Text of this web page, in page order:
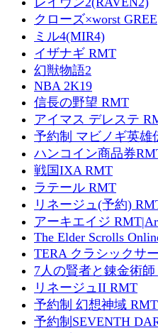
クローズ×worst GREE
ミル4(MIR4)
イザナギ RMT
幻獣物語2
NBA 2K19
信長の野望 RMT
アイマス デレステ
予約制 マビノギ英雄
ハンコイン商品券
戦国IXA RMT
ラテール RMT
リネージュ(予約)
アーキエイジ
The Elder Scrolls
TERA クラシックサ
7人の賢者と錬金術師
リネージュII RMT
予約制 幻想神域 RMT
予約制SEVENTH